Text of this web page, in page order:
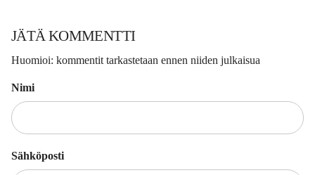
JÄTÄ KOMMENTTI
Huomioi: kommentit tarkastetaan ennen niiden julkaisua
Nimi
Sähköposti